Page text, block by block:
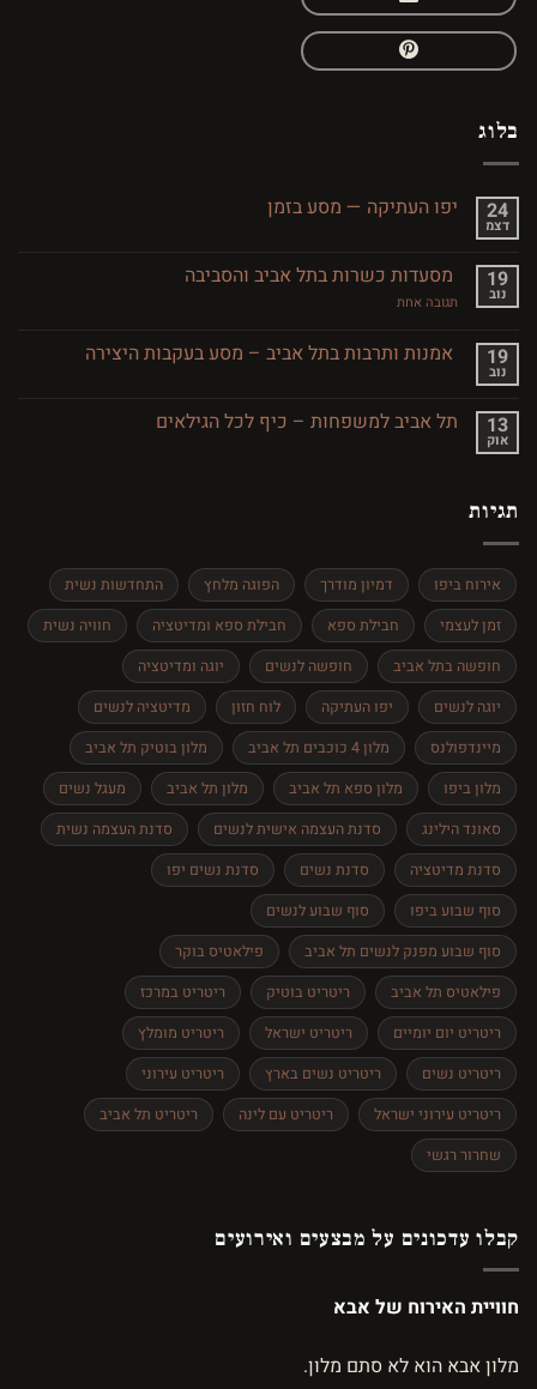
בלוג
24
דצמ
יפו העתיקה — מסע בזמן
יפו
העתיקה
—
19
נוב
מסעדות כשרות בתל אביב והסביבה
תגובה אחתעל
בתל
אביב 19
נוב
אמנות ותרבות בתל אביב – מסע בעקבות היצירה
אמנות 13
אוק
תל אביב למשפחות – כיף לכל הגילאים
לכל
הגילאים
תגיות
אירוח ביפו דמיון מודרך הפוגה מלחץ
התחדשות נשית
זמן לעצמי
חבילת ספא חבילת ספא ומדיטציה
חוויה נשית
חופשה בתל אביב
חופשה לנשים
יוגה ומדיטציה
יוגה לנשים
יפו העתיקה לוח חזון
מדיטציה לנשים
מיינדפולנס
מלון 4 כוכבים תל אביב
מלון בוטיק תל אביב
מלון ביפו
מלון ספא תל אביב מלון תל אביב
מעגל נשים
סאונד הילינג
סדנת העצמה אישית לנשים
סדנת העצמה נשית
סדנת מדיטציה
סדנת נשים
סדנת נשים יפו
סוף שבוע ביפו
סוף שבוע לנשים
סוף שבוע מפנק לנשים תל אביב
פילאטיס בוקר
פילאטיס תל אביב
ריטריט בוטיק
ריטריט במרכז
ריטריט יום יומיים
ריטריט ישראל
ריטריט מומלץ
ריטריט נשים
ריטריט נשים בארץ
ריטריט עירוני
ריטריט עירוני ישראל
ריטריט עם לינה
ריטריט תל אביב
שחרור רגשי
קבלו עדכונים על מבצעים ואירועים
חוויית האירוח של אבא
מלון אבא הוא לא סתם מלון.